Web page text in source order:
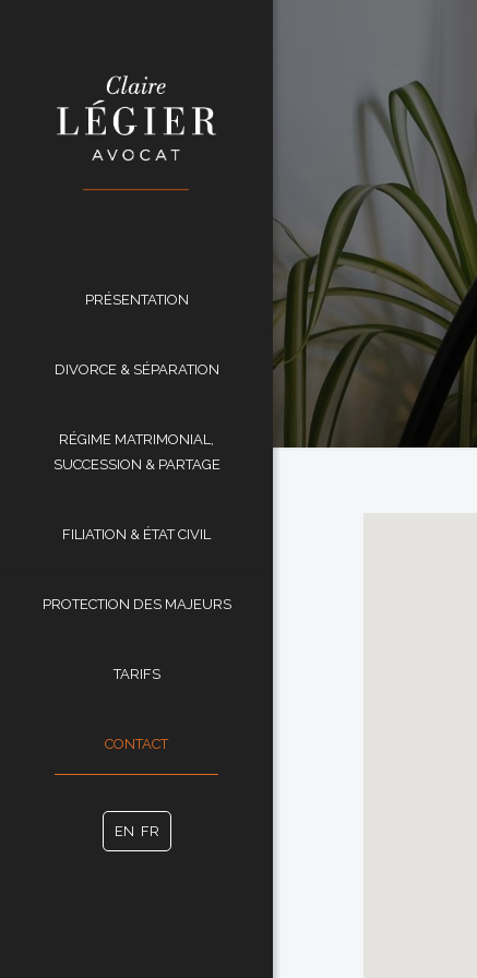
PRÉSENTATION
DIVORCE & SÉPARATION
RÉGIME MATRIMONIAL,
SUCCESSION & PARTAGE
FILIATION & ÉTAT CIVIL
PROTECTION DES MAJEURS
TARIFS
CONTACT
EN FR